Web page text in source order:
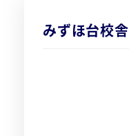
みずほ台校舎